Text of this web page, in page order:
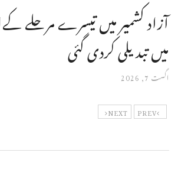
آزاد کشمیر میں تیسرے مرحلے
میں تبدیلی کردی گئی
اگست 7, 2026
PREV
NEXT